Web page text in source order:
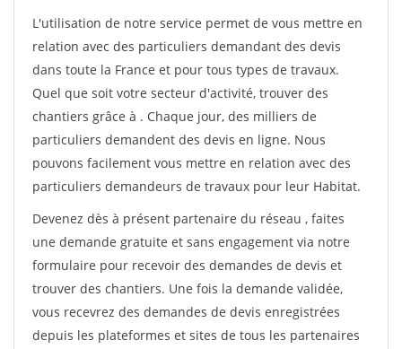
L'utilisation de notre service permet de vous mettre en
relation avec des particuliers demandant des devis
dans toute la France et pour tous types de travaux.
Quel que soit votre secteur d'activité, trouver des
chantiers grâce à . Chaque jour, des milliers de
particuliers demandent des devis en ligne. Nous
pouvons facilement vous mettre en relation avec des
particuliers demandeurs de travaux pour leur Habitat.
Devenez dès à présent partenaire du réseau , faites
une demande gratuite et sans engagement via notre
formulaire pour recevoir des demandes de devis et
trouver des chantiers. Une fois la demande validée,
vous recevrez des demandes de devis enregistrées
depuis les plateformes et sites de tous les partenaires